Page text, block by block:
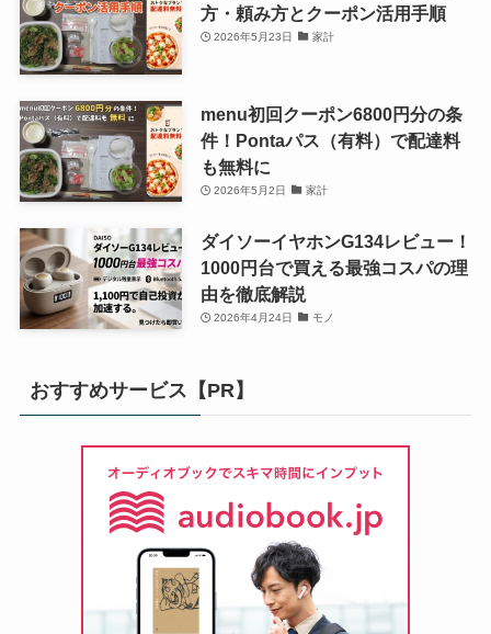
方・頼み方とクーポン活用手順
2026年5月23日 家計
menu初回クーポン6800円分の条
件！Pontaパス（有料）で配達料
も無料に
2026年5月2日 家計
ダイソーイヤホンG134レビュー！
1000円台で買える最強コスパの理
由を徹底解説
2026年4月24日 モノ
おすすめサービス【PR】